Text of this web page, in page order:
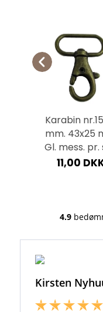
Skindrester på
Karabin
mm. 43x25
Gl. mess. pr.
11,00